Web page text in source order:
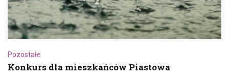
Pozostałe
Konkurs dla mieszkańców Piastowa